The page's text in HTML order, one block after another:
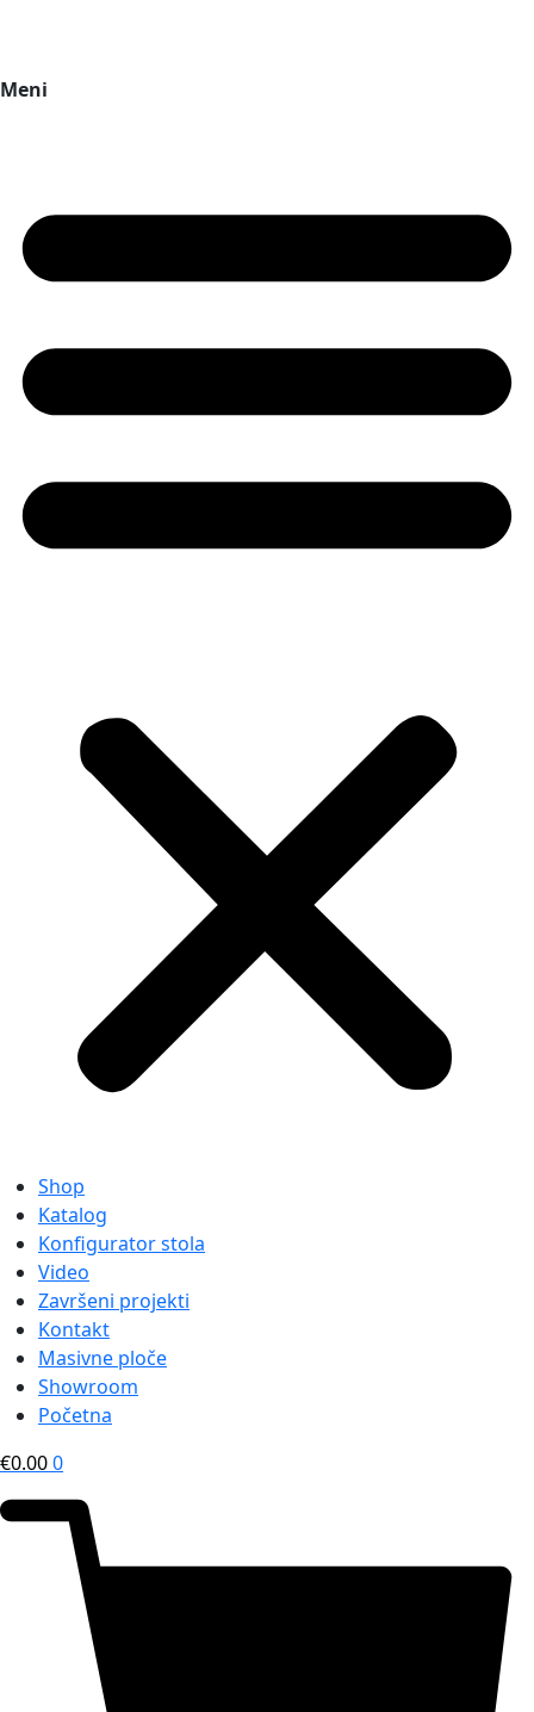
Shop
Katalog
Konfigurator stola
Video
Završeni projekti
Kontakt
Masivne ploče
Showroom
Početna
€0.000